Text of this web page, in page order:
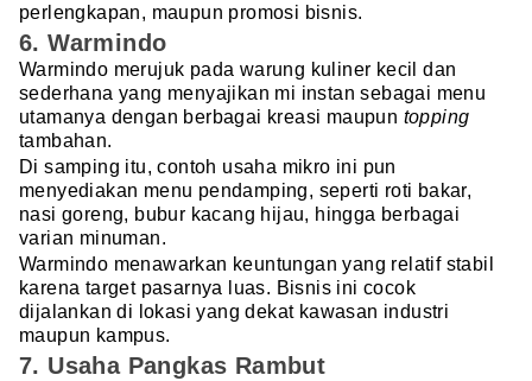
perlengkapan, maupun promosi bisnis.
6. Warmindo
Warmindo merujuk pada warung kuliner kecil dan
sederhana yang menyajikan mi instan sebagai menu
utamanya dengan berbagai kreasi maupun topping
tambahan.
Di samping itu, contoh usaha mikro ini pun
menyediakan menu pendamping, seperti roti bakar,
nasi goreng, bubur kacang hijau, hingga berbagai
varian minuman.
Warmindo menawarkan keuntungan yang relatif stabil
karena target pasarnya luas. Bisnis ini cocok
dijalankan di lokasi yang dekat kawasan industri
maupun kampus.
7. Usaha Pangkas Rambut